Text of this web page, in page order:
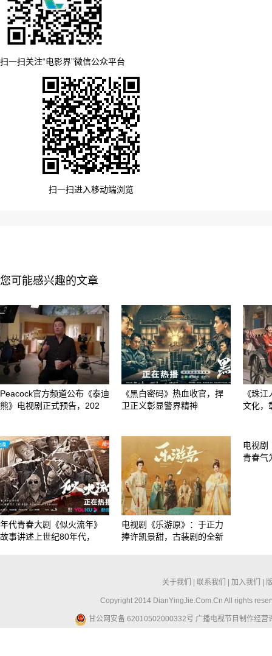
扫一扫关注“电影界”微信公众平台
扫一扫进入移动端浏览
您可能感兴趣的文章
Peacock官方频道公布《泰迪
熊》电视剧正式预告，202
《黑白密码》热血收官，捍
卫正义彰显警界精神
《珠
文化，
年代青春大剧《似火流年》
故事讲述上世纪80年代，
电视剧《乐游原》：于正力
捧许凯景甜，古装剧的全新
电视剧
青春气
关于我们 联系我们 加入我们
Copyright 2014 DianYingJie.Com.Cn All rights
甘公网安备 62010502000332号 广播电视节目制作经